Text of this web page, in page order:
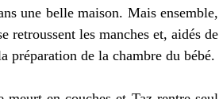
une belle maison. Mais ensemble,
retroussent les manches et, aidés de